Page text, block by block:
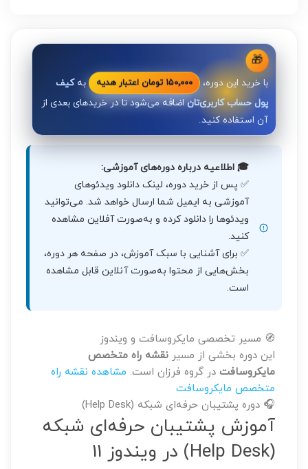
🎁
با خرید این دوره، ۱۵۰٬۰۰۰ تومان اعتبار هدیه بهکیف
پول حساب کاربری‌تاناضافه می‌شود تا در خریدهای بعدی از
آن استفاده کنید.
🎓 اطلاعیه درباره دوره‌های آموزشی:
✅ پس از خرید دوره، لینک دانلود ویدئوهای
آموزشی به ایمیل شما ارسال خواهد شد. می‌توانید
ویدئوها را دانلود کرده و به‌صورت آفلاین مشاهده
کنید.
✅ برای آشنایی با سبک آموزش، در صفحه هر دوره،
بخش‌هایی از محتوا به‌صورت آنلاین قابل مشاهده
است.
🧭 مسیر تخصصی مایکروسافت و ویندوز
این دوره بخشی از مسیر نقشه راه متخصص
مایکروسافتدر گروه فرزان است. مشاهده نقشه راه
متخصص مایکروسافت
🎧 دوره پشتیبان حرفه‌ای شبکه (Help Desk)
آموزش پشتیبان حرفه‌ای شبکه
(Help Desk) در ویندوز 11